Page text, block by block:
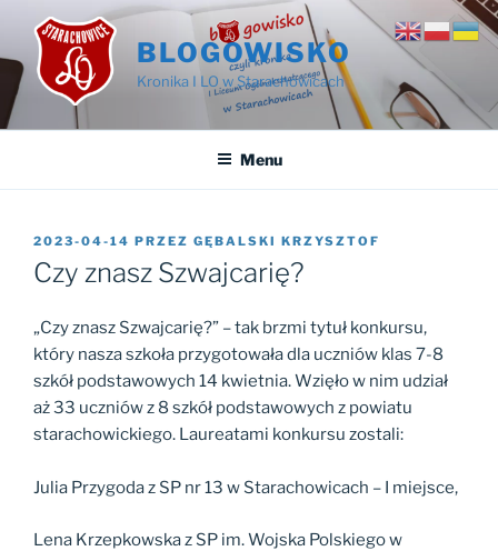
Przejdź
treści
BLOGOWISKO
Kronika I LO w Starachowicach
Menu
OPUBLIKOWANE
W
2023-04-14 PRZEZ GĘBALSKI KRZYSZTOF
Czy znasz Szwajcarię?
„Czy znasz Szwajcarię?” – tak brzmi tytuł konkursu,
który nasza szkoła przygotowała dla uczniów klas 7-8
szkół podstawowych 14 kwietnia. Wzięło w nim udział
aż 33 uczniów z 8 szkół podstawowych z powiatu
starachowickiego. Laureatami konkursu zostali:
Julia Przygoda z SP nr 13 w Starachowicach – I miejsce,
Lena Krzepkowska z SP im. Wojska Polskiego w